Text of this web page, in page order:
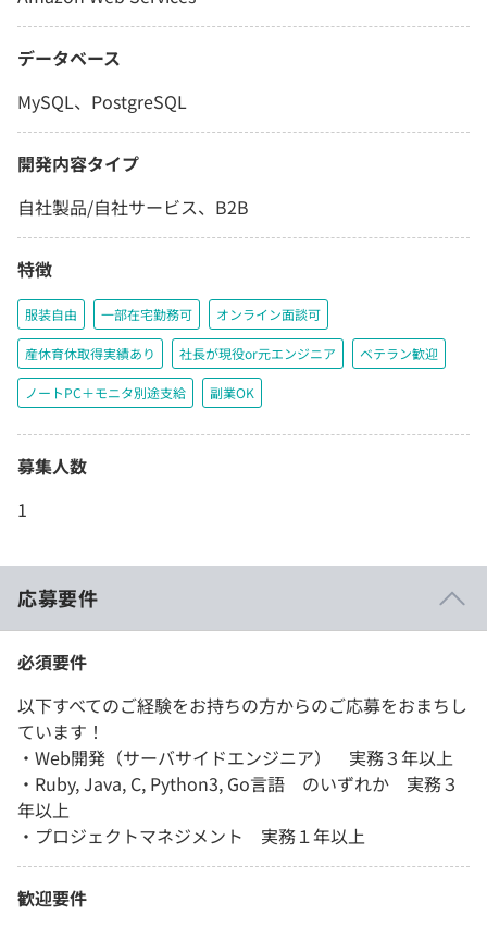
データベース
MySQL、PostgreSQL
開発内容タイプ
自社製品/自社サービス、B2B
特徴
服装自由 一部在宅勤務可 オンライン面談可
産休育休取得実績あり 社長が現役or元エンジニア ベテラン歓迎
ノートPC＋モニタ別途支給 副業OK
募集人数
1
応募要件
必須要件
以下すべてのご経験をお持ちの方からのご応募をおまちし
ています！
・Web開発（サーバサイドエンジニア） 実務３年以上
・Ruby, Java, C, Python3, Go言語 のいずれか 実務３
年以上
・プロジェクトマネジメント 実務１年以上
歓迎要件